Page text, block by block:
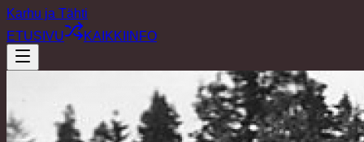
Karhu ja Tähti
ETUSIVU
KAIKKI INFO